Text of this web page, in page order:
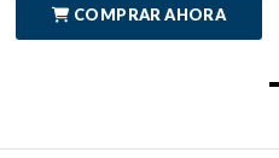
COMPRAR AHORA